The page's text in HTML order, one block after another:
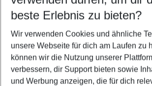
5-8 Nächte
2 Erwachsene Keine Kinder
Mehr Filter anzeigen
beste Erlebnis zu bieten?
Wir verwenden Cookies und ähnliche
unsere Webseite für dich am Laufen zu
können wir die Nutzung unserer
verbessern, dir Support bieten sowie
und Werbung anzeigen, die für dich